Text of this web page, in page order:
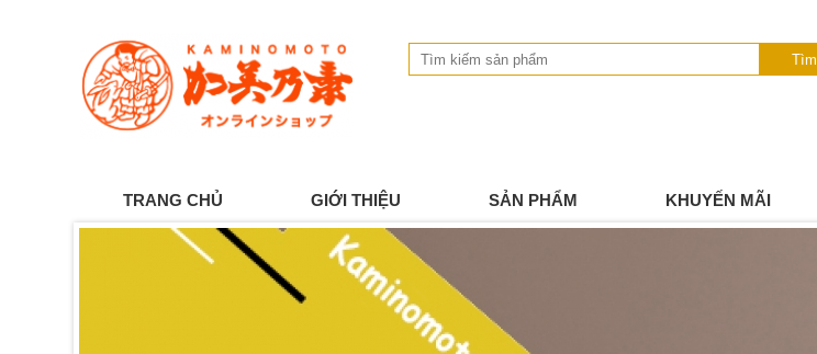
Tìm
TRANG CHỦ GIỚI THIỆU SẢN PHẨM KHUYẾN MÃI